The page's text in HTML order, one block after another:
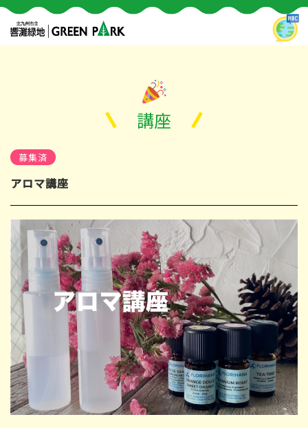
講座
募集済
アロマ講座